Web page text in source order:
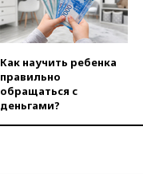
Как научить ребенка
правильно
обращаться с
деньгами?